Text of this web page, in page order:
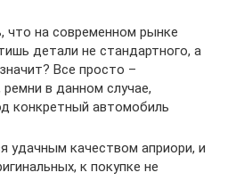
что на современном рынке
детали не стандартного, а
Все просто –
в данном случае,
конкретный автомобиль
удачным качеством априори, и
к покупке не